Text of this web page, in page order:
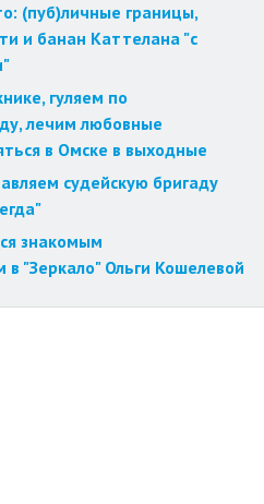
(пуб)личные границы,
и банан Каттелана "с
гуляем по
лечим любовные
в Омске в выходные
судейскую бригаду
знакомым
в "Зеркало" Ольги Кошелевой